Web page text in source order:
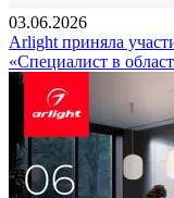
03.06.2026
Arlight приняла
«Специалист в